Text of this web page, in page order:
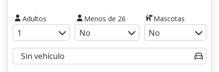
Adultos Menos de 26 Mascotas